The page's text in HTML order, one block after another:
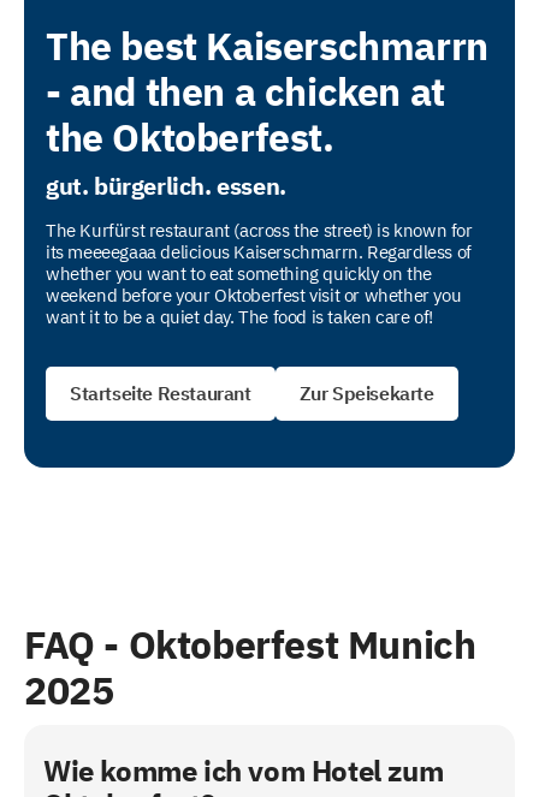
The best Kaiserschmarrn
- and then a chicken at
the Oktoberfest.
gut. bürgerlich. essen.
The Kurfürst restaurant (across the street) is known for
its meeeegaaa delicious Kaiserschmarrn. Regardless of
whether you want to eat something quickly on the
weekend before your Oktoberfest visit or whether you
want it to be a quiet day. The food is taken care of!
Startseite Restaurant Zur Speisekarte
FAQ - Oktoberfest Munich
2025
Wie komme ich vom Hotel zum